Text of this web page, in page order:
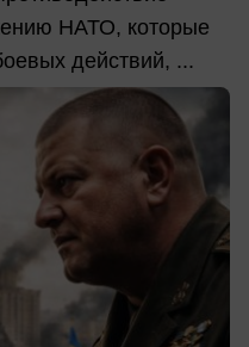
НАТО, которые
действий, ...